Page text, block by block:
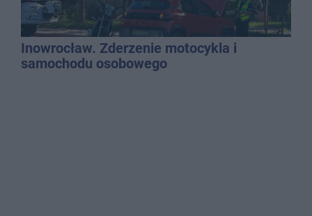
Inowrocław. Zderzenie motocykla i
samochodu osobowego